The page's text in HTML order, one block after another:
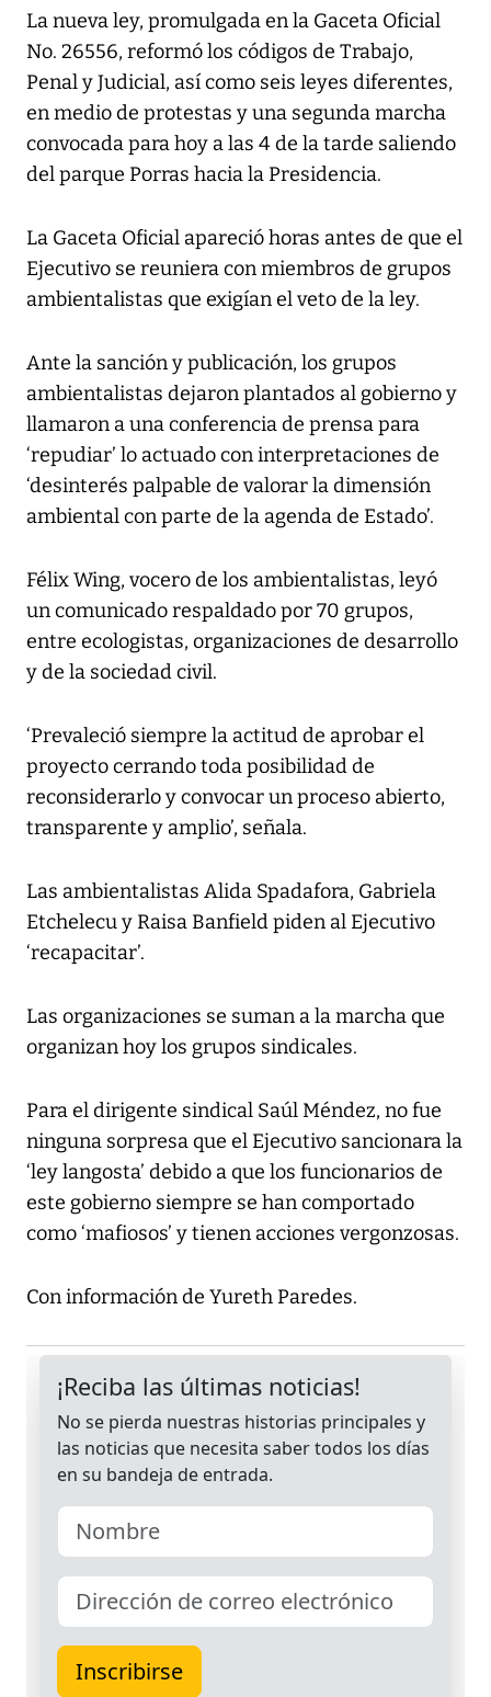
La nueva ley, promulgada en la Gaceta Oficial
No. 26556, reformó los códigos de Trabajo,
Penal y Judicial, así como seis leyes diferentes,
en medio de protestas y una segunda marcha
convocada para hoy a las 4 de la tarde saliendo
del parque Porras hacia la Presidencia.
La Gaceta Oficial apareció horas antes de que el
Ejecutivo se reuniera con miembros de grupos
ambientalistas que exigían el veto de la ley.
Ante la sanción y publicación, los grupos
ambientalistas dejaron plantados al gobierno y
llamaron a una conferencia de prensa para
‘repudiar’ lo actuado con interpretaciones de
‘desinterés palpable de valorar la dimensión
ambiental con parte de la agenda de Estado’.
Félix Wing, vocero de los ambientalistas, leyó
un comunicado respaldado por 70 grupos,
entre ecologistas, organizaciones de desarrollo
y de la sociedad civil.
‘Prevaleció siempre la actitud de aprobar el
proyecto cerrando toda posibilidad de
reconsiderarlo y convocar un proceso abierto,
transparente y amplio’, señala.
Las ambientalistas Alida Spadafora, Gabriela
Etchelecu y Raisa Banfield piden al Ejecutivo
‘recapacitar’.
Las organizaciones se suman a la marcha que
organizan hoy los grupos sindicales.
Para el dirigente sindical Saúl Méndez, no fue
ninguna sorpresa que el Ejecutivo sancionara la
‘ley langosta’ debido a que los funcionarios de
este gobierno siempre se han comportado
como ‘mafiosos’ y tienen acciones vergonzosas.
Con información de Yureth Paredes.